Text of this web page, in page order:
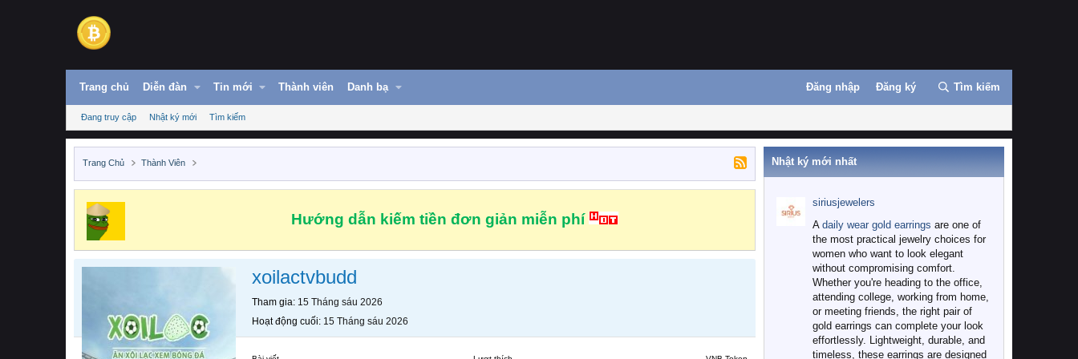
Trang chủ Diễn đàn Tin mới Thành viên Danh bạ Đăng nhập Đăng ký Tìm kiếm
Đang truy cập Nhật ký mới Tìm kiếm
Trang Chủ Thành Viên
Hướng dẫn kiếm tiền đơn giản miễn phí
xoilactvbudd
Tham gia 15 Tháng sáu 2026
Hoạt động cuối 15 Tháng sáu 2026
Nhật ký mới nhất
siriusjewelers
A daily wear gold earrings are one of
the most practical jewelry choices for
women who want to look elegant
without compromising comfort.
Whether you're heading to the office,
attending college, working from home,
or meeting friends, the right pair of
gold earrings can complete your look
effortlessly. Lightweight, durable, and
timeless, these earrings are designed